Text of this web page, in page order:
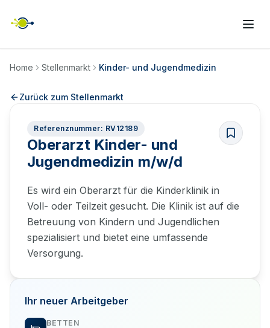
Home Stellenmarkt Kinder- und Jugendmedizin
Zurück zum Stellenmarkt
Referenznummer: RV12189
Oberarzt Kinder- und
Jugendmedizin m/w/d
Es wird ein Oberarzt für die Kinderklinik in
Voll- oder Teilzeit gesucht. Die Klinik ist auf die
Betreuung von Kindern und Jugendlichen
spezialisiert und bietet eine umfassende
Versorgung.
Ihr neuer Arbeitgeber
BETTEN